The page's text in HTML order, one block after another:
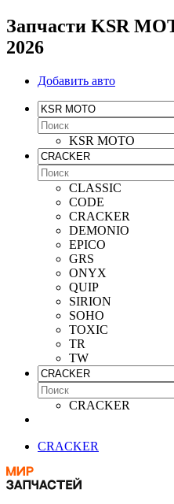
Запчасти KSR
2026
Добавить авто
KSR MOTO
CLASSIC
CODE
CRACKER
DEMONIO
EPICO
GRS
ONYX
QUIP
SIRION
SOHO
TOXIC
TR
TW
CRACKER
CRACKER